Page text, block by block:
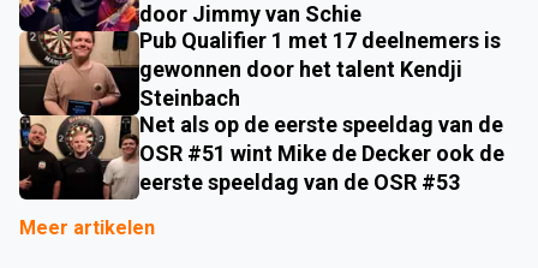
door Jimmy van Schie
Pub Qualifier 1 met 17 deelnemers is
gewonnen door het talent Kendji
Steinbach
Net als op de eerste speeldag van de
OSR #51 wint Mike de Decker ook de
eerste speeldag van de OSR #53
Meer artikelen